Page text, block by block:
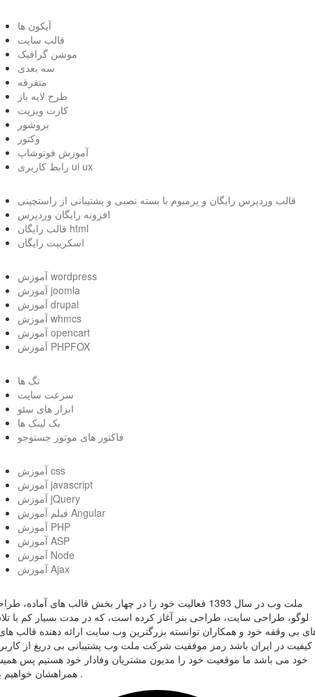
آیکون ها
قالب سایت
موشن گرافیک
سه بعدی
متفرقه
طرح لایه باز
کارت ویزیت
بروشور
وکتور
آموزش فوتوشاپ
رابط کاربری ui ux
قالب وردپرس رایگان و پرمیوم با بسته نصبی و پشتیبانی از راستچینی
افزونه رایگان وردپرس
قالب رایگان html
اسکریپت رایگان
آموزش wordpress
آموزش joomla
آموزش drupal
آموزش whmcs
آموزش opencart
آموزش PHPFOX
تگ ها
سرعت سایت
ابزار های سئو
بک لینک ها
فاکتور های موتور جستوجو
آموزش css
آموزش javascript
آموزش jQuery
فیلم آموزش Angular
آموزش PHP
آموزش ASP
آموزش Node
آموزش Ajax
ملت وب در سال 1393 فعالیت خود را در چهار بخش قالب های آماده،
لوگو، طراحی سایت، طراحی بنر آغاز کرده است، که در مدت بسیار کم با
بی وقفه خود و همکاران توانسته بزرگترین وب سایت ارائه دهنده قالب
کیفیت در ایران باشد رمز موفقیت شرکت ملت وب پشتیبانی بی دریغ از
خود می باشد ما موقعیت خود را مدیون مشتریان وفادار خود هستیم پس
همراهشان خواهیم بود .